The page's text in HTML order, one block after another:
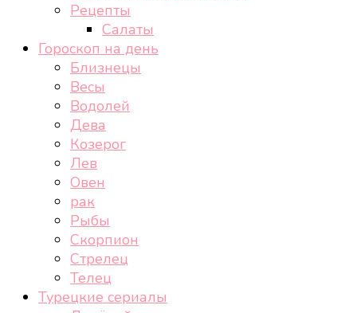
Рецепты
Салаты
Гороскоп на день
Близнецы
Весы
Водолей
Дева
Козерог
Лев
Овен
рак
Рыбы
Скорпион
Стрелец
Телец
Турецкие сериалы